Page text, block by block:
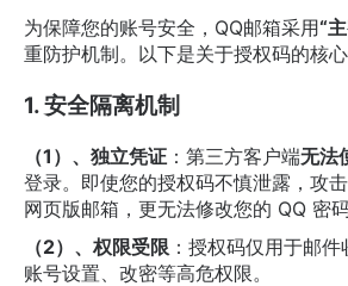
为保障您的账号安全，QQ邮箱采用“
重防护机制。以下是关于授权码的核心
1. 安全隔离机制
（1）、独立凭证 ：第三方客户端无法
登录。即使您的授权码不慎泄露，攻
网页版邮箱，更无法修改您的 QQ 密码
（2）、权限受限 ：授权码仅用于邮
账号设置、改密等高危权限。